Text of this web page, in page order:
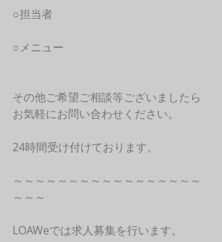
○担当者
○メニュー
その他ご希望ご相談等ございましたら
お気軽にお問い合わせください。
24時間受け付けております。
～～～～～～～～～～～～～～～～～
～～～
LOAWeでは求人募集を行います。